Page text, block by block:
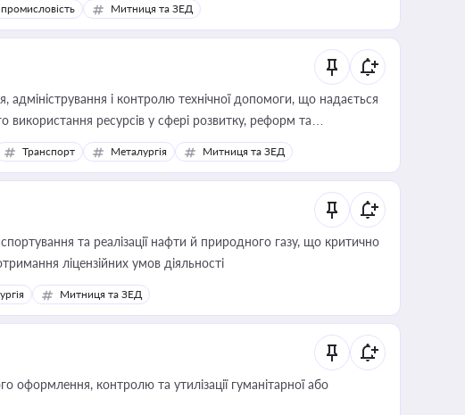
Митниця та ЗЕД
і контролю технічної допомоги, що надається
використання ресурсів у сфері розвитку, реформ та
Транспорт Металургія Митниця та ЗЕД
та реалізації нафти й природного газу, що критично
ліцензійних умов діяльності
Митниця та ЗЕД
оформлення, контролю та утилізації гуманітарної або